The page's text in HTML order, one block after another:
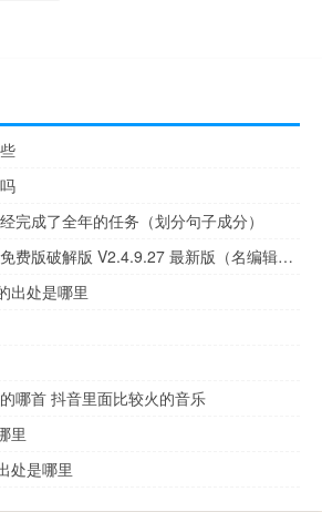
完成了全年的任务（划分句子成分）
名编辑电子杂志大师免费版破解版 V2.4.9.27 最新版（名编辑电子杂志大师免费版破解版 V2.4.9.27 最新版功能简介）
出处是哪里
哪首 抖音里面比较火的音乐
里
处是哪里